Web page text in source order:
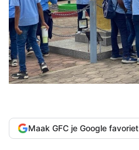
Maak GFC je Google favoriet